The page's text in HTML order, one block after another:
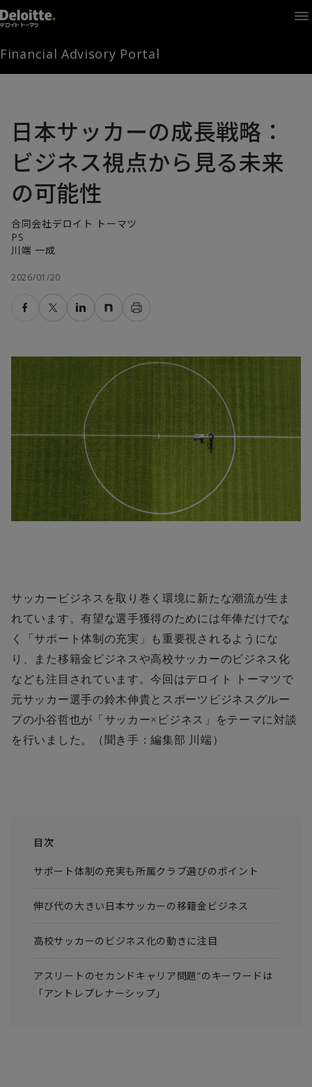
Home
Times
Channel
Library
お問い合わせ
FAMとは
FA Portal
Financial Advisory Portal
日本サッカーの成長戦略：
ビジネス視点から見る未来
の可能性
合同会社デロイト トーマツ
PS
川端 一成
2026/01/20
サッカービジネスを取り巻く環境に新たな潮流が生ま
れています。有望な選手獲得のためには年俸だけでな
く「サポート体制の充実」も重要視されるようにな
り、また移籍金ビジネスや高校サッカーのビジネス化
なども注目されています。今回はデロイト トーマツで
元サッカー選手の鈴木伸貴とスポーツビジネスグルー
プの小谷哲也が「サッカー× ビジネス」をテーマに対談
を行いました。
（聞き手：編集部 川端）
目次
サポート体制の充実も所属クラブ選びのポイント
伸び代の大きい日本サッカーの移籍金ビジネス
高校サッカーのビジネス化の動きに注目
アスリートのセカンドキャリア問題”のキーワードは
「アントレプレナーシップ」